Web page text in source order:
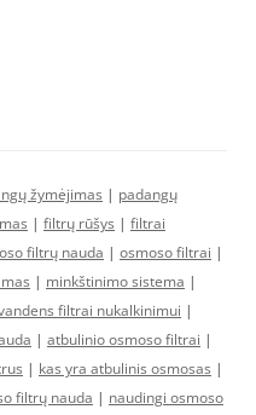
žymėjimas | padangų
| filtrų rūšys | filtrai
filtrų nauda | osmoso filtrai |
| minkštinimo sistema |
filtrai nukalkinimui |
| atbulinio osmoso filtrai |
| kas yra atbulinis osmosas |
filtrų nauda | naudingi osmoso